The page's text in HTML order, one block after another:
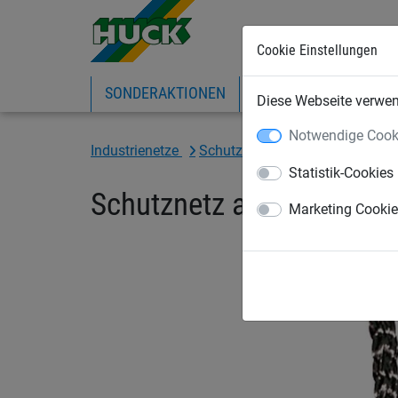
Cookie Einstellungen
Diese Webseite
Notwendige
Statistik-Cookies
Marketing
SONDERAKTIONEN EXPRESS-SHOP
Industrienetze Schutz- und Stoppnetze
Schutznetz aus PP, ca.